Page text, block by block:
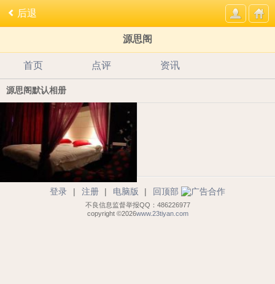
后退
源思阁
首页 点评 资讯
源思阁默认相册
登录 | 注册 | 电脑版 | 回顶部
不良信息监督举报QQ：486226977
copyright ©2026www.23tiyan.com